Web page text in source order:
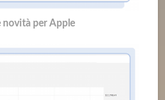
novità per Apple